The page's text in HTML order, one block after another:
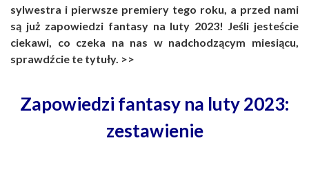
sylwestra i pierwsze premiery tego roku, a przed nami
są już zapowiedzi fantasy na luty 2023! Jeśli jesteście
ciekawi, co czeka na nas w nadchodzącym miesiącu,
sprawdźcie te tytuły. >>
Zapowiedzi fantasy na luty 2023:
zestawienie